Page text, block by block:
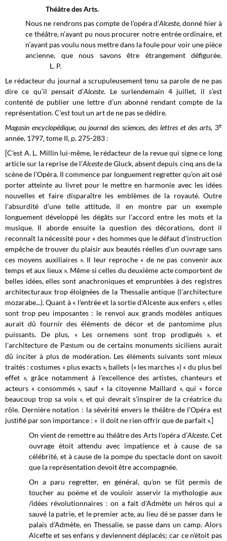
Théâtre des Arts.
Nous ne rendrons pas compte de l’opéra d’Alceste, donné hier à
ce théâtre, n’ayant pu nous procurer notre entrée ordinaire, et
n’ayant pas voulu nous mettre dans la foule pour voir une pièce
ancienne, que nous savons être étrangement défigurée.
L. P.
Le rédacteur du journal a scrupuleusement tenu sa parole de ne pas
dire ce qu’il pensait d’Alceste. Le surlendemain 4 juillet, il s’est
contenté de publier une lettre d’un abonné rendant compte de la
représentation. C’est tout un art de ne pas se dédire.
Magasin encyclopédique, ou journal des sciences, des lettres et des arts, 3e
année, 1797, tome II, p. 275-283 :
[C’est A. L. Millin lui-même, le rédacteur de la revue qui signe ce long
article sur la reprise de l’Alcestede Gluck, absent depuis cinq ans de la
scène de l’Opéra. Il commence par longuement regretter qu’on ait osé
porter atteinte au livret pour le mettre en harmonie avec les idées
nouvelles et faire disparaître les emblèmes de la royauté. Outre
l’absurdité d’une telle attitude, il en montre par un exemple
longuement développé les dégâts sur l’accord entre les mots et la
musique. Il aborde ensuite la question des décorations, dont il
reconnaît la nécessité pour « des hommes que le défaut d'instruction
empêche de trouver du plaisir aux beautés réelles d'un ouvrage sans
ces moyens auxiliaires ». Il leur reproche « de ne pas convenir aux
temps et aux lieux ». Même si celles du deuxième acte comportent de
belles idées, elles sont anachroniques et empruntées à des registres
architecturaux trop éloignées de la Thessalie antique (l’architecture
mozarabe...). Quant à « l'entrée et la sortie d'Alceste aux enfers », elles
sont trop peu imposantes : le renvoi aux grands modèles antiques
aurait dû fournir des éléments de décor et de pantomime plus
puissants. De plus, « Les ornemens sont trop prodigués », et
l’architecture de Pæstum ou de certains monuments siciliens aurait
dû inciter à plus de modération. Les éléments suivants sont mieux
traités : costumes « plus exacts », ballets (« les marches ») « du plus bel
effet », grâce notamment à l’excellence des artistes, chanteurs et
acteurs « consommés », sauf « la citoyenne Maillard », qui « force
beaucoup trop sa voix », et qui devrait s’inspirer de la créatrice du
rôle. Dernière notation : la sévérité envers le théâtre de l’Opéra est
justifié par son importance : « il doit ne rien offrir que de parfait ».]
On vient de remettre au théâtre des Arts l'opéra d’Alceste. Cet
ouvrage étoit attendu avec impatience et à cause de sa
célébrité, et à cause de la pompe du spectacle dont on savoit
que la représentation devoit être accompagnée.
On a paru regretter, en général, qu'on se fût permis de
toucher au poëme et de vouloir asservir la mythologie aux
/idées révolutionnaires : on a fait d'Admète un héros qui a
sauvé la patrie, et le premier acte, au lieu dé se passer dans le
palais d'Admète, en Thessalie, se passe dans un camp. Alors
Alcefte et ses enfans y deviennent déplacés; car ce n'étoit pas